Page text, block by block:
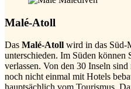
Malé-Atoll
Das Malé-Atoll wird in das
unterschieden. Im Süden
verlassen. Von den 30 Inseln
noch nicht einmal mit Hotels